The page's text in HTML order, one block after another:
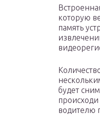
которую
память
будет
водителю